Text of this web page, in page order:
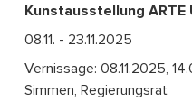
Kunstausstellung ARTE
08.11. - 23.11.2025
Vernissage: 08.11.2025,
Simmen, Regierungsrat